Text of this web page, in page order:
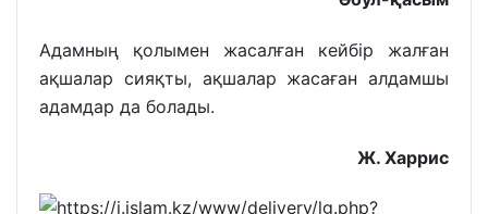
Адамның қолымен жасалған кейбір жалған
ақшалар сияқты, ақшалар жасаған алдамшы
адамдар да болады.
Ж. Харрис